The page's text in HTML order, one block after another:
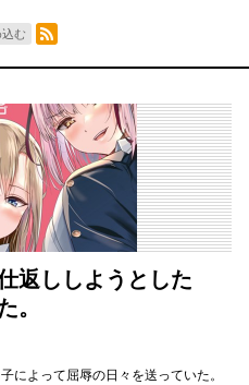
む
RSSフィード
返ししようとした
。
によって屈辱の日々を送っていた。